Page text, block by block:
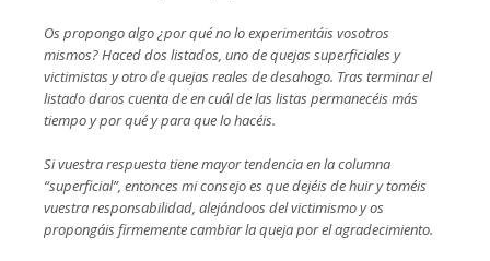
Os propongo algo ¿por qué no lo experimentáis vosotros
mismos? Haced dos listados, uno de quejas superficiales y
victimistas y otro de quejas reales de desahogo. Tras terminar el
listado daros cuenta de en cuál de las listas permanecéis más
tiempo y por qué y para que lo hacéis.
Si vuestra respuesta tiene mayor tendencia en la columna
“superficial”, entonces mi consejo es que dejéis de huir y toméis
vuestra responsabilidad, alejándoos del victimismo y os
propongáis firmemente cambiar la queja por el agradecimiento.